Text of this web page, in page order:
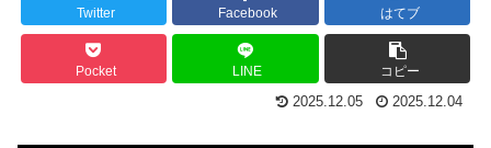
Twitter Facebook はてブ
Pocket LINE コピー
2025.12.05 2025.12.04